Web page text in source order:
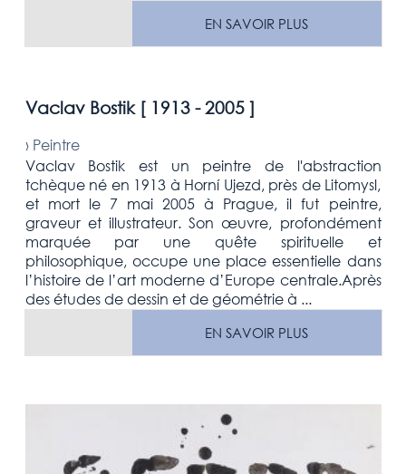
EN SAVOIR PLUS
Vaclav Bostik [ 1913 - 2005]
› Peintre
Vaclav Bostik est un peintre de l'abstraction
tchèque né en 1913 à Horní Ujezd, près de Litomysl,
et mort le 7 mai 2005 à Prague, il fut peintre,
graveur et illustrateur. Son œuvre, profondément
marquée par une quête spirituelle et
philosophique, occupe une place essentielle dans
l’histoire de l’art moderne d’Europe centrale.Après
des études de dessin et de géométrie à ...
EN SAVOIR PLUS